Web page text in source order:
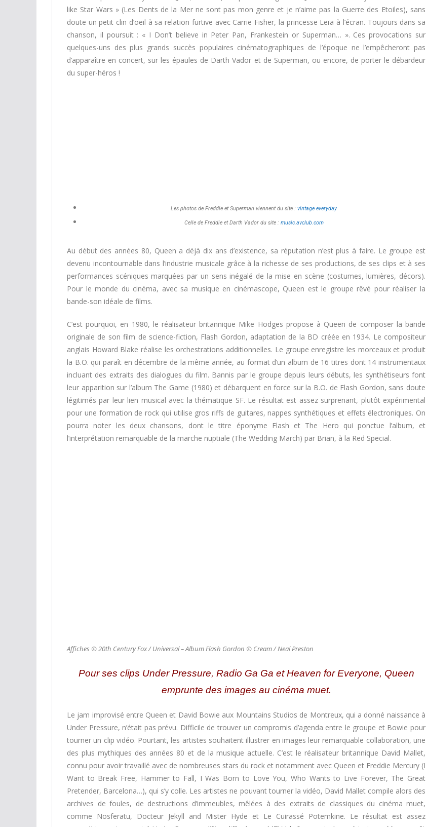
like Star Wars » (Les Dents de la Mer ne sont pas mon genre et je n’aime pas la Guerre des Etoiles), sans
doute un petit clin d’oeil à sa relation furtive avec Carrie Fisher, la princesse Leïa à l’écran. Toujours dans sa
chanson, il poursuit : « I Don’t believe in Peter Pan, Frankestein or Superman… ». Ces provocations sur
quelques-uns des plus grands succès populaires cinématographiques de l’époque ne l’empêcheront pas
d’apparaître en concert, sur les épaules de Darth Vador et de Superman, ou encore, de porter le débardeur
du super-héros !
Les photos de Freddie et Superman viennent du site : vintage everyday
Celle de Freddie et Darth Vador du site : music.avclub.com
Au début des années 80, Queen a déjà dix ans d’existence, sa réputation n’est plus à faire. Le groupe est
devenu incontournable dans l’industrie musicale grâce à la richesse de ses productions, de ses clips et à ses
performances scéniques marquées par un sens inégalé de la mise en scène (costumes, lumières, décors).
Pour le monde du cinéma, avec sa musique en cinémascope, Queen est le groupe rêvé pour réaliser la
bande-son idéale de films.
C’est pourquoi, en 1980, le réalisateur britannique Mike Hodges propose à Queen de composer la bande
originale de son film de science-fiction, Flash Gordon, adaptation de la BD créée en 1934. Le compositeur
anglais Howard Blake réalise les orchestrations additionnelles. Le groupe enregistre les morceaux et produit
la B.O. qui paraît en décembre de la même année, au format d’un album de 16 titres dont 14 instrumentaux
incluant des extraits des dialogues du film. Bannis par le groupe depuis leurs débuts, les synthétiseurs font
leur apparition sur l’album The Game (1980) et débarquent en force sur la B.O. de Flash Gordon, sans doute
légitimés par leur lien musical avec la thématique SF. Le résultat est assez surprenant, plutôt expérimental
pour une formation de rock qui utilise gros riffs de guitares, nappes synthétiques et effets électroniques. On
pourra noter les deux chansons, dont le titre éponyme Flash et The Hero qui ponctue l’album, et
l’interprétation remarquable de la marche nuptiale (The Wedding March) par Brian, à la Red Special.
Affiches © 20th Century Fox / Universal – Album Flash Gordon © Cream / Neal Preston
Pour ses clips Under Pressure, Radio Ga Ga et Heaven for Everyone, Queen
emprunte des images au cinéma muet.
Le jam improvisé entre Queen et David Bowie aux Mountains Studios de Montreux, qui a donné naissance à
Under Pressure, n’était pas prévu. Difficile de trouver un compromis d’agenda entre le groupe et Bowie pour
tourner un clip vidéo. Pourtant, les artistes souhaitent illustrer en images leur remarquable collaboration, une
des plus mythiques des années 80 et de la musique actuelle. C’est le réalisateur britannique David Mallet,
connu pour avoir travaillé avec de nombreuses stars du rock et notamment avec Queen et Freddie Mercury (I
Want to Break Free, Hammer to Fall, I Was Born to Love You, Who Wants to Live Forever, The Great
Pretender, Barcelona…), qui s’y colle. Les artistes ne pouvant tourner la vidéo, David Mallet compile alors des
archives de foules, de destructions d’immeubles, mêlées à des extraits de classiques du cinéma muet,
comme Nosferatu, Docteur Jekyll and Mister Hyde et Le Cuirassé Potemkine. Le résultat est assez